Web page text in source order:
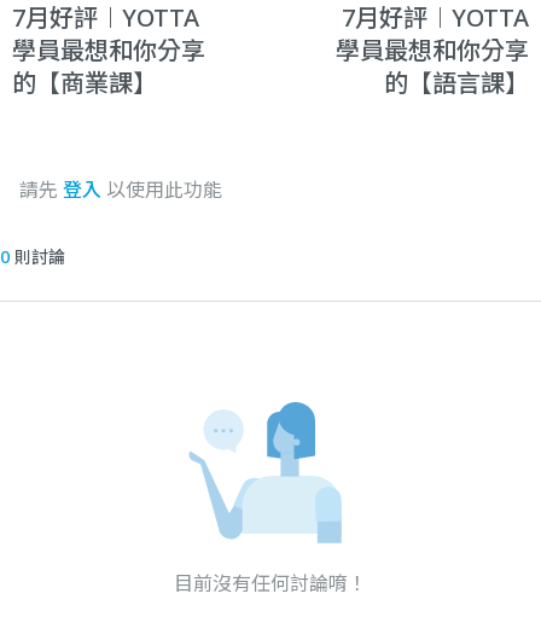
7月好評︱YOTTA
學員最想和你分享
的【商業課】
7月好評︱YOTTA
學員最想和你分享
的【語言課】
請先 登入 以使用此功能
0 則討論
目前沒有任何討論唷！